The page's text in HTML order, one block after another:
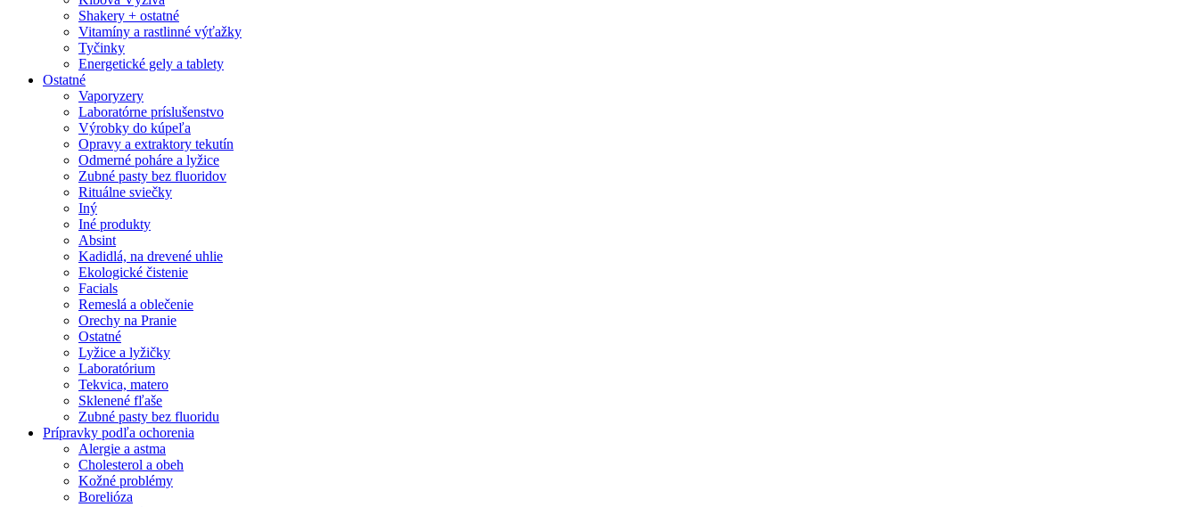
Shakery + ostatné
Vitamíny a rastlinné výťažky
Tyčinky
Energetické gely a tablety
Ostatné
Vaporyzery
Laboratórne príslušenstvo
Výrobky do kúpeľa
Opravy a extraktory tekutín
Odmerné poháre a lyžice
Zubné pasty bez fluoridov
Rituálne sviečky
Iný
Iné produkty
Absint
Kadidlá, na drevené uhlie
Ekologické čistenie
Facials
Remeslá a oblečenie
Orechy na Pranie
Ostatné
Lyžice a lyžičky
Laboratórium
Tekvica, matero
Sklenené fľaše
Zubné pasty bez fluoridu
Prípravky podľa ochorenia
Alergie a astma
Cholesterol a obeh
Kožné problémy
Borelióza